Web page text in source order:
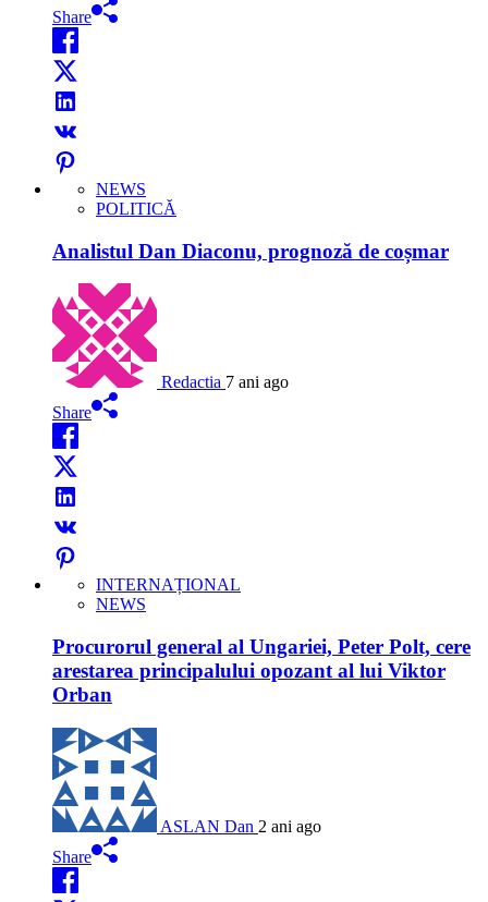
Share
NEWS
POLITICĂ
Analistul Dan Diaconu, prognoză de coșmar
Redactia 7 ani ago
Share
INTERNAȚIONAL
NEWS
Procurorul general al Ungariei, Peter Polt, cere
arestarea principalului opozant al lui Viktor
Orban
ASLAN Dan 2 ani ago
Share